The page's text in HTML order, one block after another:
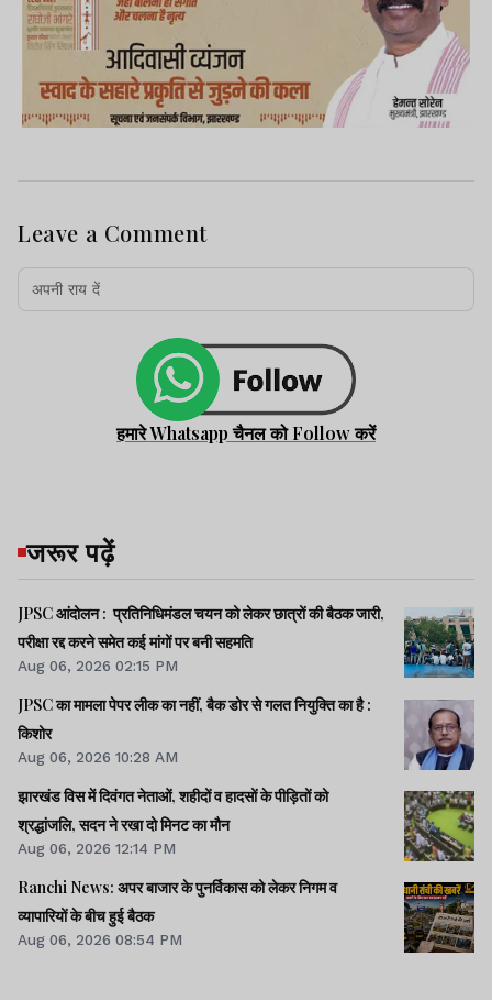
Leave a Comment
हमारे Whatsapp चैनल को Follow करें
जरूर पढ़ें
JPSC आंदोलन : प्रतिनिधिमंडल चयन को लेकर छात्रों की बैठक जारी,
परीक्षा रद्द करने समेत कई मांगों पर बनी सहमति
Aug 06, 2026 02:15 PM
JPSC का मामला पेपर लीक का नहीं, बैक डोर से गलत नियुक्ति का है :
किशोर
Aug 06, 2026 10:28 AM
झारखंड विस में दिवंगत नेताओं, शहीदों व हादसों के पीड़ितों को
श्रद्धांजलि, सदन ने रखा दो मिनट का मौन
Aug 06, 2026 12:14 PM
Ranchi News: अपर बाजार के पुनर्विकास को लेकर निगम व
व्यापारियों के बीच हुई बैठक
Aug 06, 2026 08:54 PM